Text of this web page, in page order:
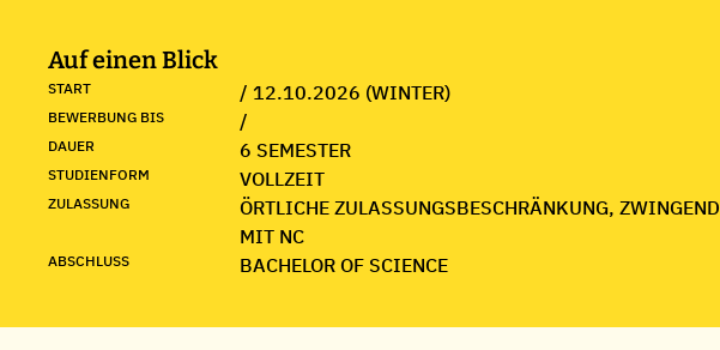
Auf einen Blick
START / 12.10.2026 (WINTER)
BEWERBUNG BIS /
DAUER 6 SEMESTER
STUDIENFORM VOLLZEIT
ZULASSUNG
ÖRTLICHE ZULASSUNGSBESCHRÄNKUNG, ZWINGEND
MIT NC
ABSCHLUSS BACHELOR OF SCIENCE